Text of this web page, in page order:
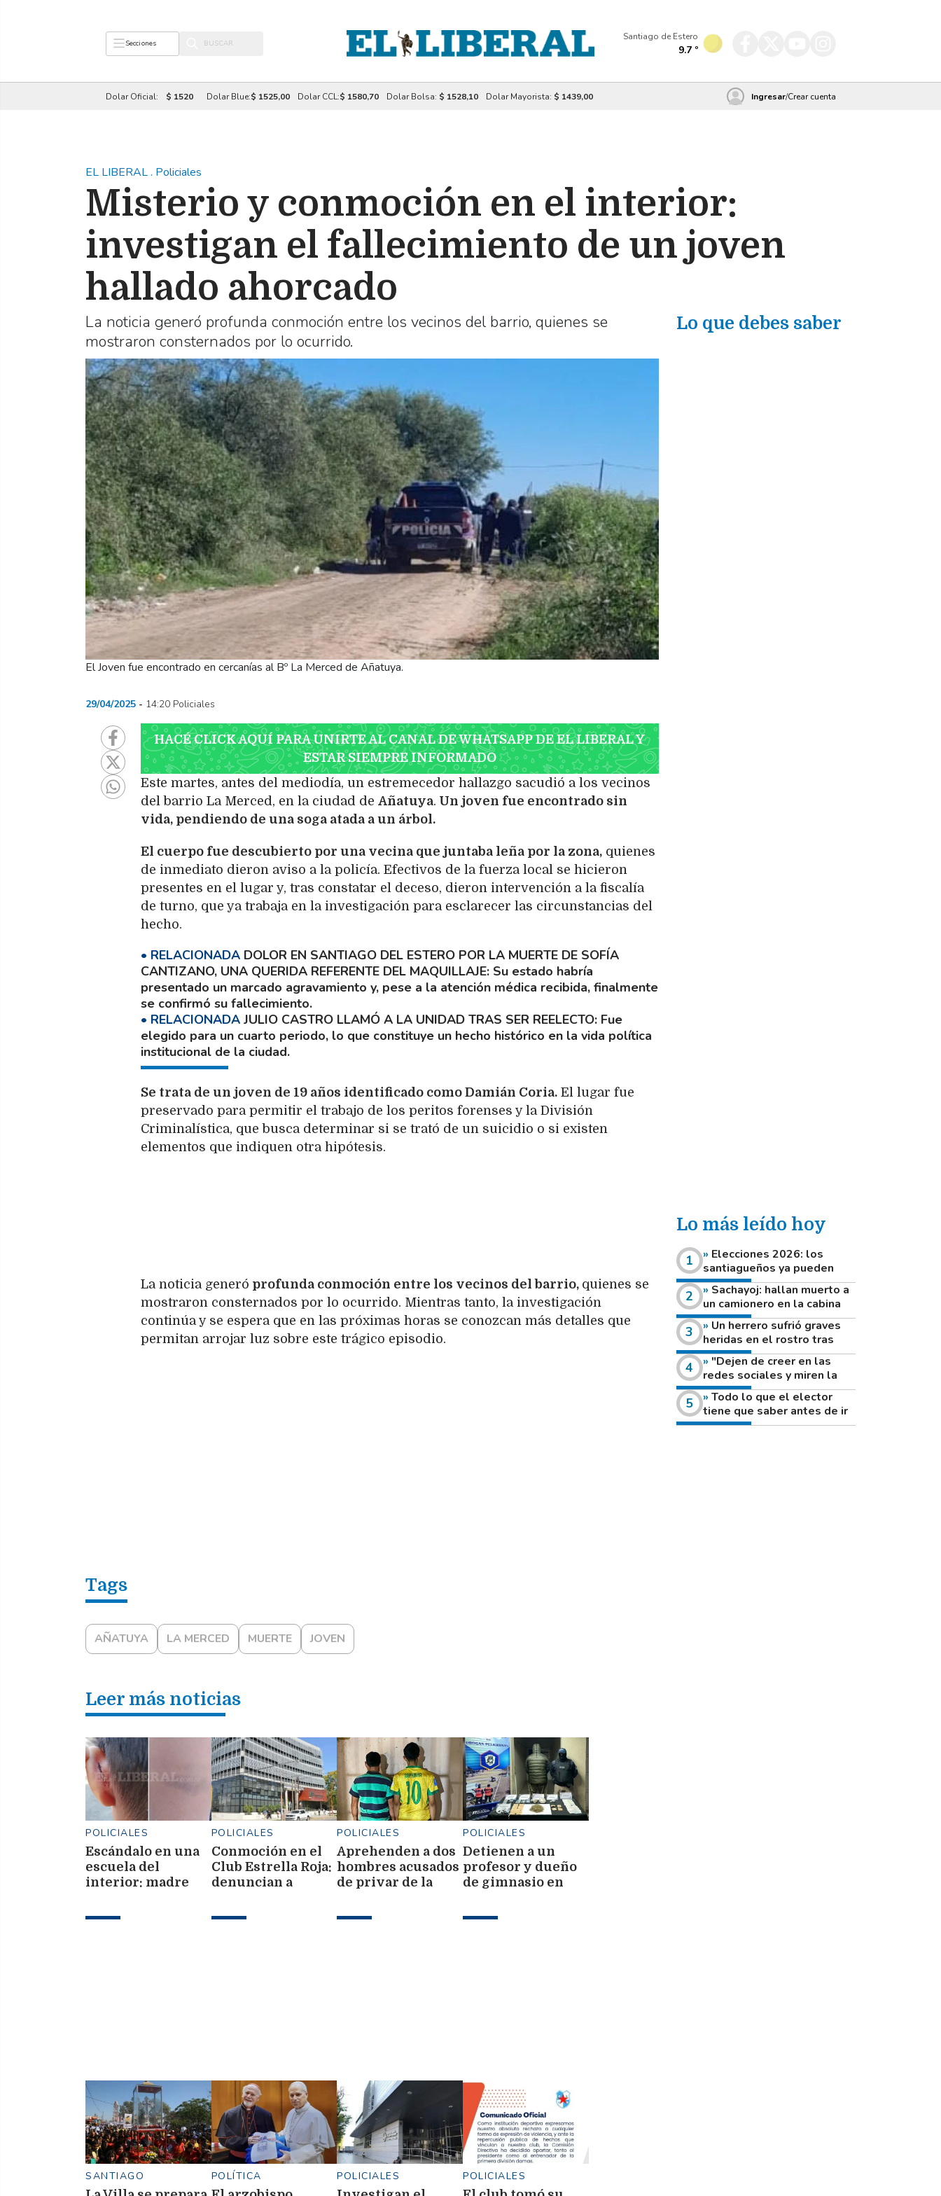
Secciones
Santiago de Estero
9.7 º
Dolar Oficial: $ 1520 Dolar Blue:$ 1525,00 Dolar CCL:$ 1580,70 Dolar Bolsa: $ 1528,10 Dolar Mayorista: $ 1439,00 Ingresar/Crear cuenta
EL LIBERAL. Policiales
Misterio y conmoción en el interior:
investigan el fallecimiento de un joven
hallado ahorcado
La noticia generó profunda conmoción entre los vecinos del barrio, quienes se
mostraron consternados por lo ocurrido.
El Joven fue encontrado en cercanías al Bº La Merced de Añatuya.
29/04/2025 14:20 Policiales
HACÉ CLICK AQUÍ PARA UNIRTE AL CANAL DE WHATSAPP DE EL LIBERAL Y
ESTAR SIEMPRE INFORMADO
Este martes, antes del mediodía, un estremecedor hallazgo sacudió a los vecinos
del barrio La Merced, en la ciudad de Añatuya. Un joven fue encontrado sin
vida, pendiendo de una soga atada a un árbol.
El cuerpo fue descubierto por una vecina que juntaba leña por la zona, quienes
de inmediato dieron aviso a la policía. Efectivos de la fuerza local se hicieron
presentes en el lugar y, tras constatar el deceso, dieron intervención a la fiscalía
de turno, que ya trabaja en la investigación para esclarecer las circunstancias del
hecho.
DOLOR EN SANTIAGO DEL ESTERO POR LA MUERTE DE SOFÍA
CANTIZANO, UNA QUERIDA REFERENTE DEL MAQUILLAJE Su estado habría
presentado un marcado agravamiento y, pese a la atención médica recibida, finalmente
se confirmó su fallecimiento.
JULIO CASTRO LLAMÓ A LA UNIDAD TRAS SER REELECTO Fue
elegido para un cuarto periodo, lo que constituye un hecho histórico en la vida política
institucional de la ciudad.
Se trata de un joven de 19 años identificado como Damián Coria. El lugar fue
preservado para permitir el trabajo de los peritos forenses y la División
Criminalística, que busca determinar si se trató de un suicidio o si existen
elementos que indiquen otra hipótesis.
La noticia generó profunda conmoción entre los vecinos del barrio, quienes se
mostraron consternados por lo ocurrido. Mientras tanto, la investigación
continúa y se espera que en las próximas horas se conozcan más detalles que
permitan arrojar luz sobre este trágico episodio.
AÑATUYA LA MERCED MUERTE JOVEN
Leer más noticias
POLICIALES
Escándalo en una
escuela del
interior: madre
docente por
POLICIALES
Conmoción en el
Club Estrella Roja:
denuncian a
abuso sexual y
POLICIALES
Aprehenden a dos
hombres acusados
de privar de la
menor de 13 años
POLICIALES
Detienen a un
profesor y dueño
de gimnasio en
marihuana y casi
SANTIAGO POLÍTICA POLICIALES POLICIALES
Lo que debes saber
Lo más leído hoy
Elecciones 2026: los
santiagueños ya pueden
consultar dónde votan este
domingo
Sachayoj: hallan muerto a
un camionero en la cabina
de su vehículo a la vera de
un camino rural
Un herrero sufrió graves
heridas en el rostro tras
reventar el disco de una
amoladora
"Dejen de creer en las
redes sociales y miren la
heladera de sus casas": el
fuerte mensaje de una joven
que votó por primera vez
Todo lo que el elector
tiene que saber antes de ir
a votar este domingo